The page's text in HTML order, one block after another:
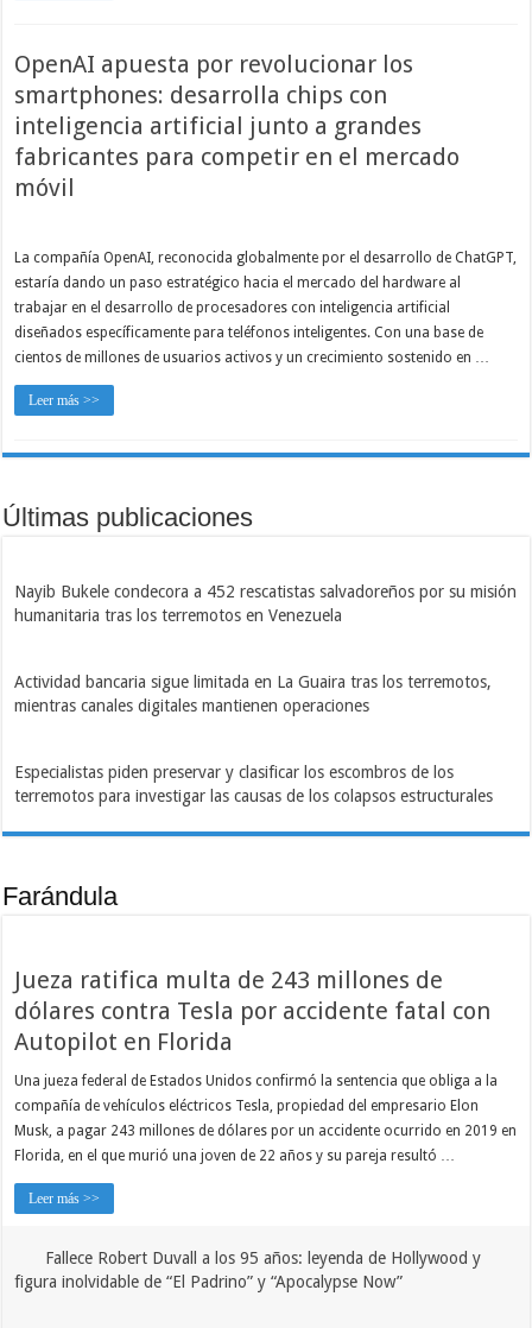
OpenAI apuesta por revolucionar los
smartphones: desarrolla chips con
inteligencia artificial junto a grandes
fabricantes para competir en el mercado
móvil
La compañía OpenAI, reconocida globalmente por el desarrollo de ChatGPT,
estaría dando un paso estratégico hacia el mercado del hardware al
trabajar en el desarrollo de procesadores con inteligencia artificial
diseñados específicamente para teléfonos inteligentes. Con una base de
cientos de millones de usuarios activos y un crecimiento sostenido en …
Leer más >>
Últimas publicaciones
Nayib Bukele condecora a 452 rescatistas salvadoreños por su misión
humanitaria tras los terremotos en Venezuela
Actividad bancaria sigue limitada en La Guaira tras los terremotos,
mientras canales digitales mantienen operaciones
Especialistas piden preservar y clasificar los escombros de los
terremotos para investigar las causas de los colapsos estructurales
Farándula
Jueza ratifica multa de 243 millones de
dólares contra Tesla por accidente fatal con
Autopilot en Florida
Una jueza federal de Estados Unidos confirmó la sentencia que obliga a la
compañía de vehículos eléctricos Tesla, propiedad del empresario Elon
Musk, a pagar 243 millones de dólares por un accidente ocurrido en 2019 en
Florida, en el que murió una joven de 22 años y su pareja resultó …
Leer más >>
Fallece Robert Duvall a los 95 años: leyenda de Hollywood y
figura inolvidable de “El Padrino” y “Apocalypse Now”